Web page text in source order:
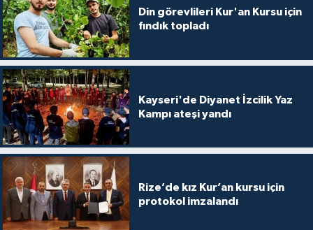
Din görevlileri Kur'an Kursu için
fındık topladı
Kayseri'de Diyanet İzcilik Yaz
Kampı ateşi yandı
Rize’de kız Kur’an kursu için
protokol imzalandı
Iğdır Müftülüğü
Isparta Müftülüğü
İstanbul Müftülüğü
İzmir Müftülüğü
Kahramanmaraş Müftülüğü
Karabük Müftülüğü